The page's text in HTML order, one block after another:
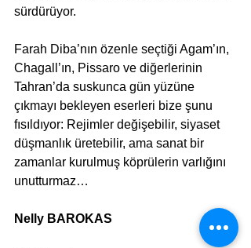
sürdürüyor.
Farah Diba’nın özenle seçtiği Agam’ın,
Chagall’ın, Pissaro ve diğerlerinin
Tahran’da suskunca gün yüzüne
çıkmayı bekleyen eserleri bize şunu
fısıldıyor: Rejimler değişebilir, siyaset
düşmanlık üretebilir, ama sanat bir
zamanlar kurulmuş köprülerin varlığını
unutturmaz…
Nelly BAROKAS